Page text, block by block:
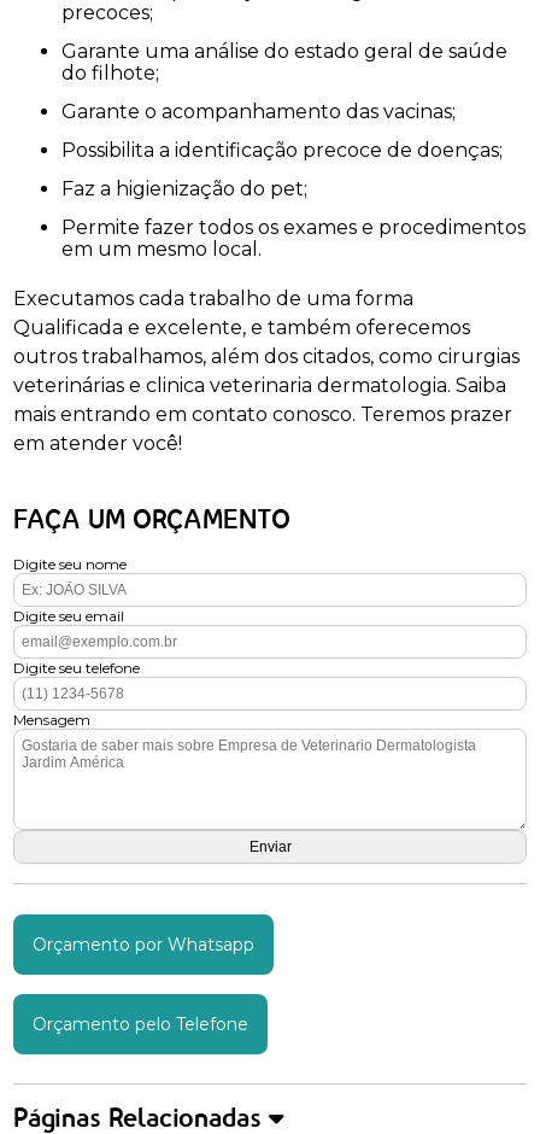
precoces;
Garante uma análise do estado geral de saúde
do filhote;
Garante o acompanhamento das vacinas;
Possibilita a identificação precoce de doenças;
Faz a higienização do pet;
Permite fazer todos os exames e procedimentos
em um mesmo local.
Executamos cada trabalho de uma forma
Qualificada e excelente, e também oferecemos
outros trabalhamos, além dos citados, como cirurgias
veterinárias e clinica veterinaria dermatologia. Saiba
mais entrando em contato conosco. Teremos prazer
em atender você!
FAÇA UM ORÇAMENTO
Digite seu nome
Digite seu email
Digite seu telefone
Mensagem
Orçamento por Whatsapp
Orçamento pelo Telefone
Páginas Relacionadas